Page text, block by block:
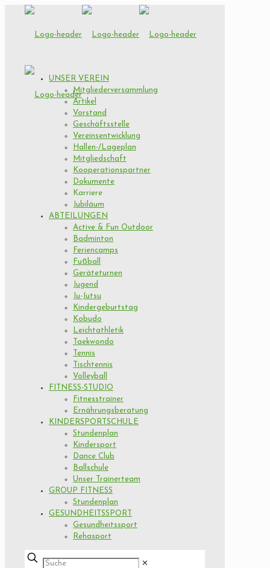
UNSER VEREIN
Mitgliederversammlung
Artikel
Vorstand
Geschäftsstelle
Vereinsentwicklung
Hallen-/Lageplan
Mitgliedschaft
Kooperationspartner
Dokumente
Karriere
Jubiläum
ABTEILUNGEN
Active & Fun Outdoor
Badminton
Feriencamps
Fußball
Geräteturnen
Jugend
Ju-Jutsu
Kindergeburtstag
Kobudo
Leichtathletik
Taekwondo
Tennis
Tischtennis
Volleyball
FITNESS-STUDIO
Fitnesstrainer
Ernährungsberatung
KINDERSPORTSCHULE
Stundenplan
Kindersport
Dance Club
Ballschule
Unser Trainerteam
GROUP FITNESS
Stundenplan
GESUNDHEITSSPORT
Gesundheitssport
Rehasport
✕